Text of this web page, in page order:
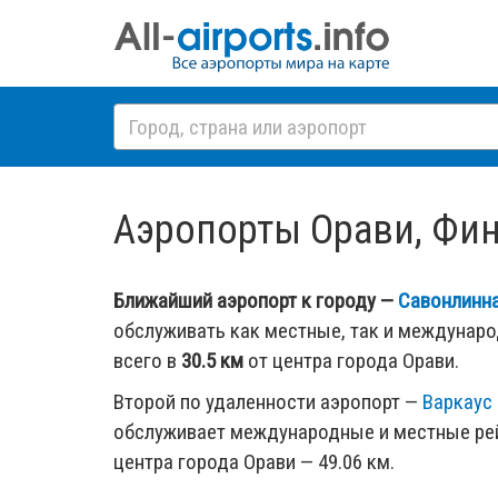
Аэропорты Орави,
Ближайший аэропорт к городу —
обслуживать как местные, так и
всего в 30.5 км от центра города Орави.
Второй по удаленности аэропорт — Варкаус
обслуживает международные и местные
центра города Орави — 49.06 км.